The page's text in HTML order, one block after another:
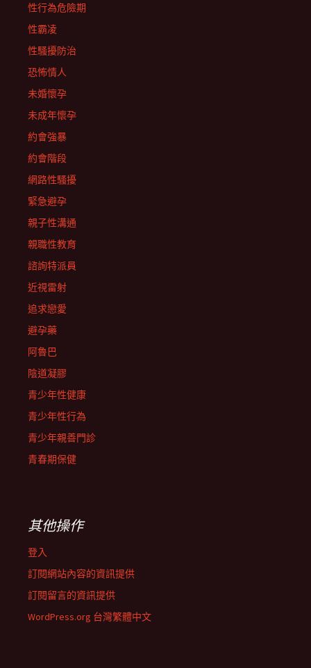
性行為危險期
性霸凌
性騷擾防治
恐怖情人
未婚懷孕
未成年懷孕
約會強暴
約會階段
網路性騷擾
緊急避孕
親子性溝通
親職性教育
諮詢特派員
近視雷射
追求戀愛
避孕藥
阿魯巴
陰道凝膠
青少年性健康
青少年性行為
青少年親善門診
青春期保健
其他操作
登入
訂閱網站內容的資訊提供
訂閱留言的資訊提供
WordPress.org 台灣繁體中文